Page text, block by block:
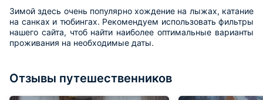
Зимой здесь очень популярно хождение на лыжах, катание
на санках и тюбингах. Рекомендуем использовать фильтры
нашего сайта, чтоб найти наиболее оптимальные варианты
проживания на необходимые даты.
Отзывы путешественников